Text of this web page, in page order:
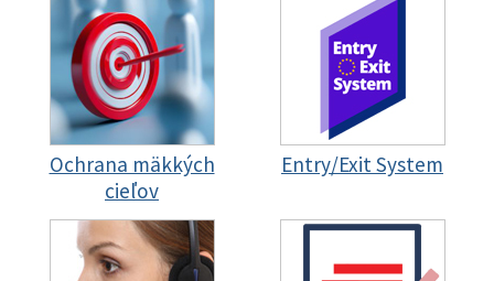
Ochrana mäkkých
cieľov
Entry/Exit System